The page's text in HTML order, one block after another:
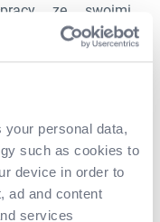
your personal data,
such as cookies to
device in order to
ad and content
services
ze swoimi
seriępięciu
na idealnym
wewnętrznej
możliwym
na:
lekkość,